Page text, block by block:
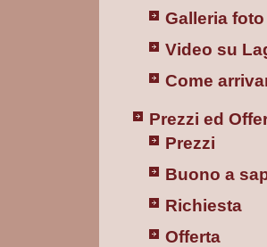
Galleria
Video su
Come
Prezzi ed
Prezzi
Buono a
Richiesta
Offerta